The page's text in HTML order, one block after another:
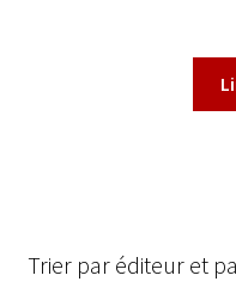
Trier par éditeur et